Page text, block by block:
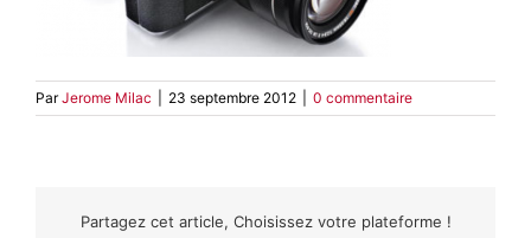
ParJerome Milac 23 septembre 2012 0 commentaire
Partagez cet article, Choisissez votre plateforme !